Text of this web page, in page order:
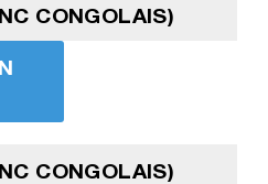
CONGOLAIS)
CONGOLAIS)